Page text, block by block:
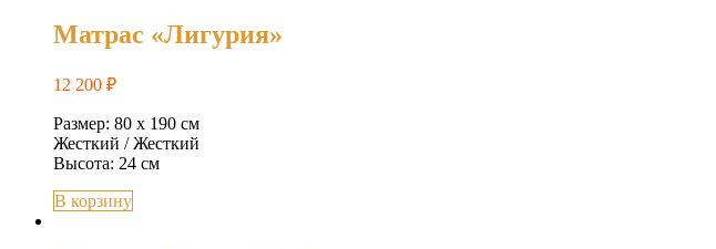
Матрас «Лигурия»
12 200 ₽
Размер: 80 х 190 см
Жесткий / Жесткий
Высота: 24 см
В корзину